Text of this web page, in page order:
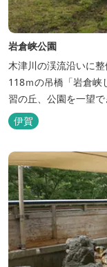
岩倉峡公園
木津川の渓流沿いに
118ｍの吊橋「岩倉峡
習の丘、公園を一望
利用できるキャンプ
やぶっちゃに至る「
遺構を見ることがで
る憩いの場となって
伊賀